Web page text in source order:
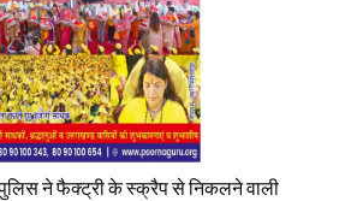
ने फैक्ट्री के स्क्रैप से निकलने वाली